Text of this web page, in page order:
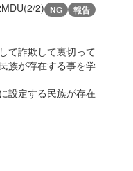
2) NG 報告
て詐欺して裏切って
族が存在する事を学
設定する民族が存在